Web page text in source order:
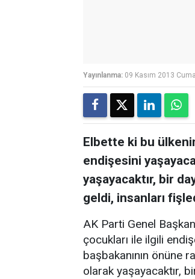
Yayınlanma: 09 Kasım 2013
Elbette ki bu
endişesini
yaşayacaktır, bir
geldi, insanları
AK Parti Genel
çocukları ile ilgili
başbakanının önüne
olarak yaşayacaktır,